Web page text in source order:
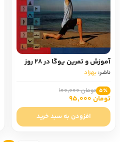
آموزش و تمرین یوگا در 28 روز
ناشر: بهزاد
5٪ تومان 100,000
تومان 95,000
افزودن به سبد خرید